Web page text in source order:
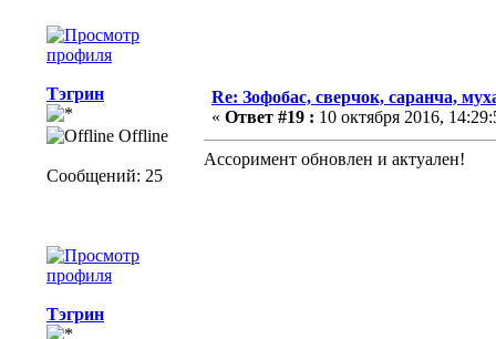
Тэгрин
Offline
Сообщений: 25
Re: Зофобас, сверчок, саранча,
« Ответ #19 : 10 октября 2016,
Ассоримент обновлен и актуален!
Тэгрин